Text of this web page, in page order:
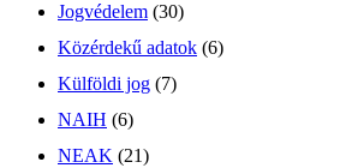
Jogvédelem (30)
Közérdekű adatok (6)
Külföldi jog (7)
NAIH (6)
NEAK (21)